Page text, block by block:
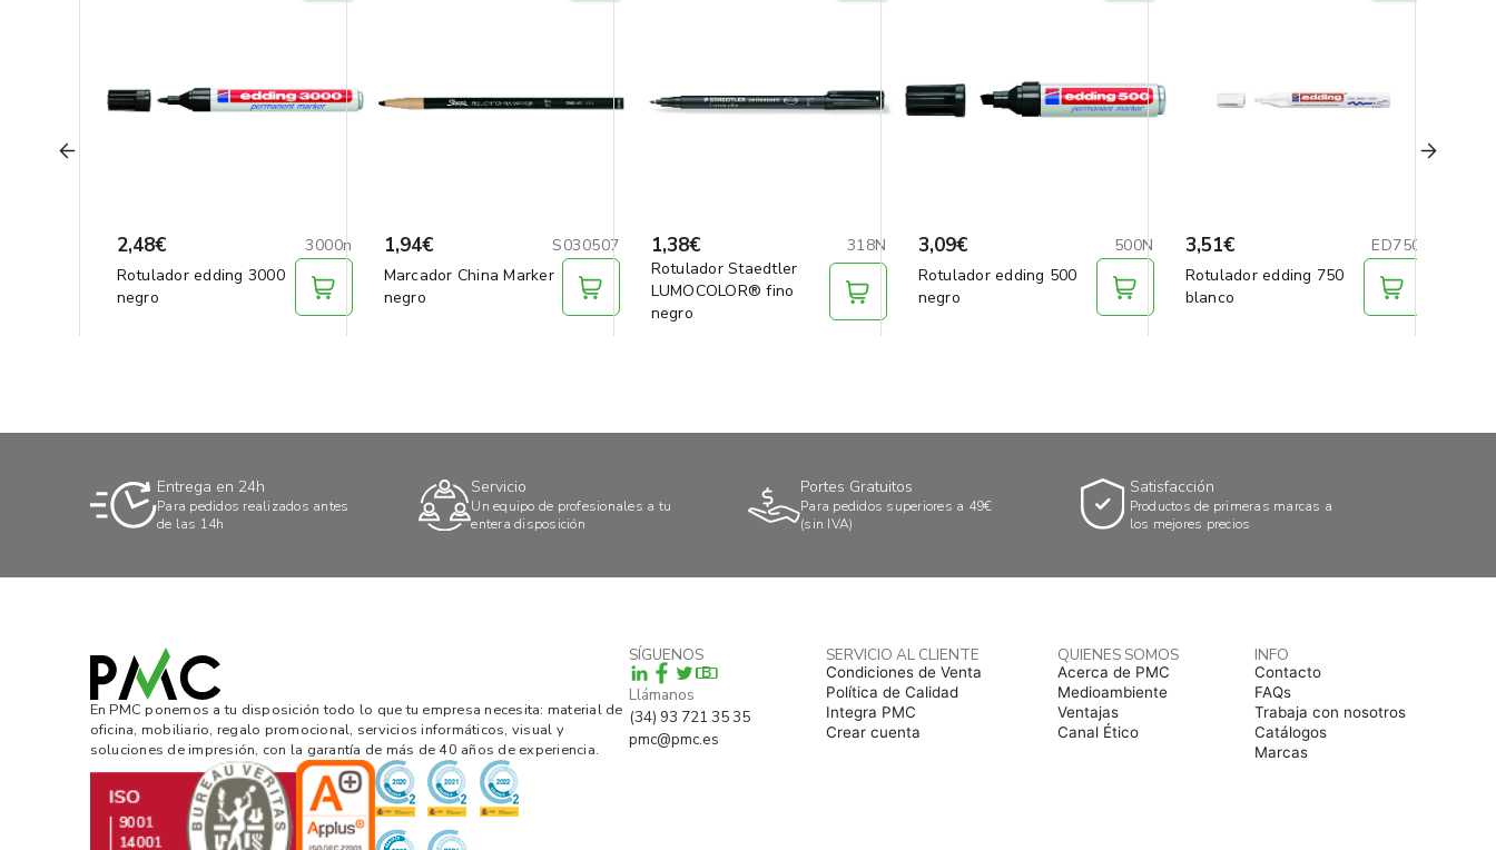
2,48€
3000n
Rotulador edding 3000
negro
1,94€
S030507
Marcador China Marker
negro
1,38€
318N
Rotulador Staedtler
LUMOCOLOR® fino
negro
3,09€
500N
Rotulador edding 500
negro
3,51€
ED750
Rotulador edding 750
blanco
Entrega en 24h
Para pedidos realizados antes
de las 14h
Servicio
Un equipo de profesionales a tu
entera disposición
Portes Gratuitos
Para pedidos superiores a 49€
(sin IVA)
Satisfacción
Productos de primeras marcas a
los mejores precios
En PMC ponemos a tu disposición todo lo que tu empresa necesita: material de
oficina, mobiliario, regalo promocional, servicios informáticos, visual y
soluciones de impresión, con la garantía de más de 40 años de experiencia.
SÍGUENOS
B
Llámanos
(34) 93 721 35 35
pmc@pmc.es
SERVICIO AL CLIENTE
Condiciones de Venta
Política de Calidad
Integra PMC
Crear cuenta
QUIENES SOMOS
Acerca de PMC
Medioambiente
Ventajas
Canal Ético
INFO
Contacto
FAQs
Trabaja con nosotros
Catálogos
Marcas